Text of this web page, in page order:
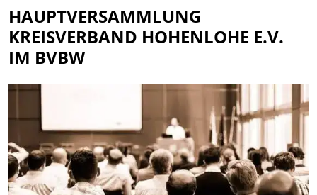
HAUPTVERSAMMLUNG
KREISVERBAND HOHENLOHE E.V.
IM BVBW